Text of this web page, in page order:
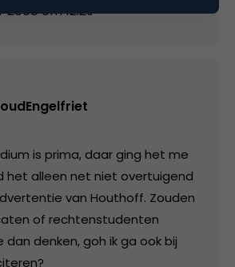
om 12:29
is prima, daar ging het me
het alleen net niet overtuigend
van Houthoff. Zouden
of rechtenstudenten
dan denken, goh ik ga ook bij